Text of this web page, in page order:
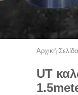
Αρχική Σελίδα
UT